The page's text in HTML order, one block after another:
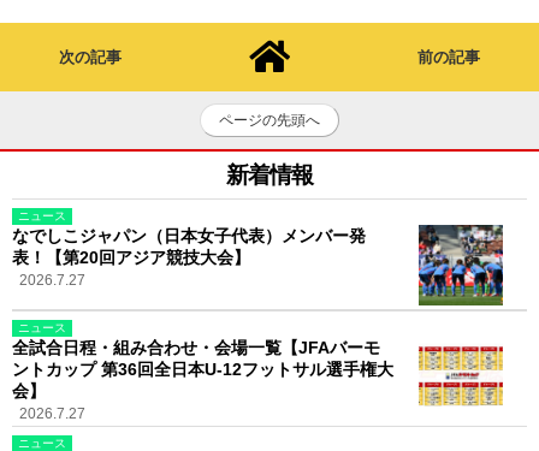
次の記事 前の記事
ページの先頭へ
新着情報
ニュース
なでしこジャパン（日本女子代表）メンバー発
表！【第20回アジア競技大会】
2026.7.27
ニュース
全試合日程・組み合わせ・会場一覧【JFAバーモ
ントカップ 第36回全日本U-12フットサル選手権大
会】
2026.7.27
ニュース